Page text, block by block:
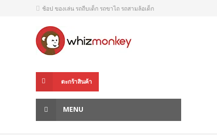
ช้อป ของเล่น รถถีบเด็ก รถขาไถ รถสามล้อเด็ก
ตะกร้าสินค้า
MENU